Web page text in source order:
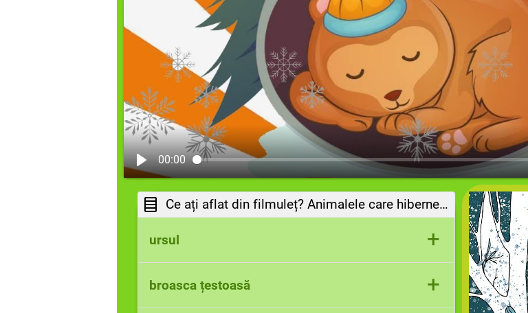
00:00
Ce ați aflat din filmuleț? Animalele care hibernează sunt :
ursul +
6-7 luni
broasca țestoasă +